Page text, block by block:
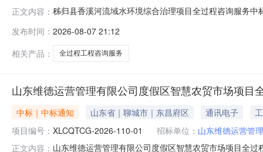
正文内容： 秭归县香溪河流域水环境综合治理项目全过程咨询服务
标报告，现将中标候选人公示如下：二、评标结果中标
计院联合体中
发布时间： 2026-08-07 21:12
相关产品：
全过程工程咨询服务
山东维德运营管理有限公司度假区智慧农贸市场项目
中标｜中标通知 山东省｜聊城市｜东昌府区 通讯电子
项目编号： XLCQTCG-2026-110-01 招标单位： 山东维德运营管
正文内容： 山东维德运营管理有限公司度假区智慧农贸市场项目全